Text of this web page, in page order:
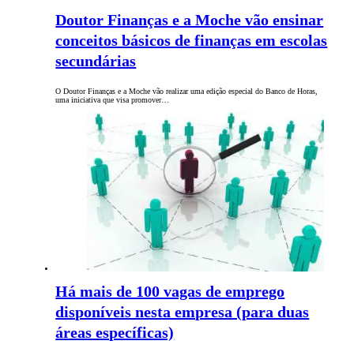
Doutor Finanças e a Moche vão ensinar
conceitos básicos de finanças em escolas
secundárias
O Doutor Finanças e a Moche vão realizar uma edição especial do Banco de Horas,
uma iniciativa que visa promover…
Há mais de 100 vagas de emprego
disponíveis nesta empresa (para duas
áreas específicas)